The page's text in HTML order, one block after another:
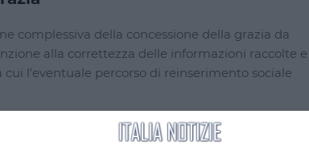
complessiva della concessione della grazia da
alla correttezza delle informazioni raccolte e
l’eventuale percorso di reinserimento sociale
di Milano attende il completamento del quadro
sull’eventuale conferma o revisione del